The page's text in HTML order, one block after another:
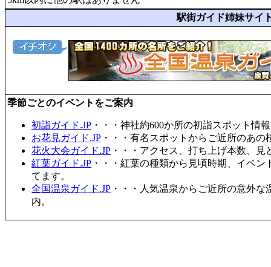
駅街ガイド姉妹サイ
季節ごとのイベントをご案内
初詣ガイド.JP ・・・神社約600か所の初詣スポット情
お花見ガイド.JP ・・・有名スポットからご近所のあ
花火大会ガイド.JP ・・・アクセス、打ち上げ本数、
紅葉ガイド.JP ・・・紅葉の種類から見頃時期、イベ
てます。
全国温泉ガイド.JP ・・・人気温泉からご近所の意外
内。